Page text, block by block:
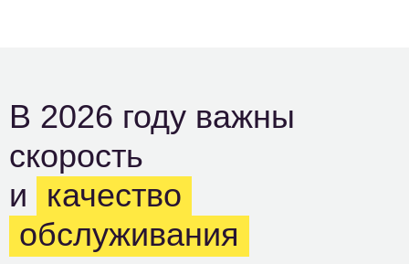
В 2026 году важны
скорость
и
качество
обслуживания